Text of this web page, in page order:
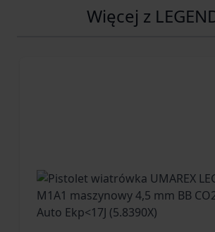
Więcej z